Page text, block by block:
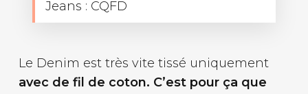
Jeans : CQFD
Le Denim est très vite tissé uniquement
avec de fil de coton. C’est pour ça que